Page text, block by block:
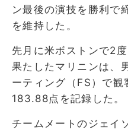
ン最後の演技を勝利で
を維持した。
先月に米ボストンで2
果たしたマリニンは、
ーティング（FS）で
183.88点を記録した。
チームメートのジェイ